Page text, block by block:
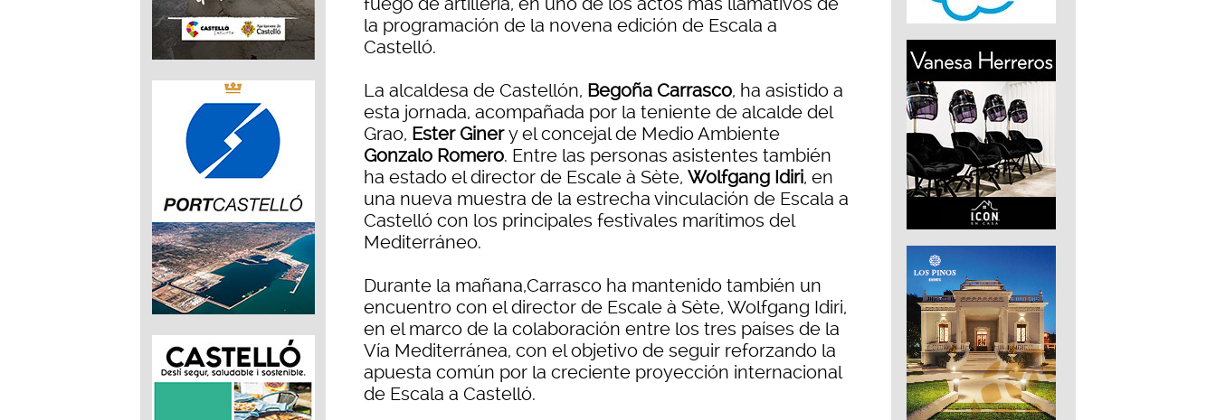
la programación de la novena edición de Escala a
Castelló.
La alcaldesa de Castellón, Begoña Carrasco, ha asistido a
esta jornada, acompañada por la teniente de alcalde del
Grao, Ester Ginery el concejal de Medio Ambiente
Gonzalo Romero. Entre las personas asistentes también
ha estado el director de Escale à Sète, Wolfgang Idiri, en
una nueva muestra de la estrecha vinculación de Escala a
Castelló con los principales festivales marítimos del
Mediterráneo.
Durante la mañana,Carrasco ha mantenido también un
encuentro con el director de Escale à Sète, Wolfgang Idiri,
en el marco de la colaboración entre los tres países de la
Vía Mediterránea, con el objetivo de seguir reforzando la
apuesta común por la creciente proyección internacional
de Escala a Castelló.